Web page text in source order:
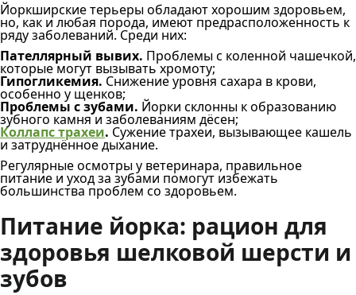
Йоркширские терьеры обладают хорошим здоровьем,
но, как и любая порода, имеют предрасположенность к
ряду заболеваний. Среди них:
Пателлярный вывих. Проблемы с коленной чашечкой,
которые могут вызывать хромоту;
Гипогликемия. Снижение уровня сахара в крови,
особенно у щенков;
Проблемы с зубами. Йорки склонны к образованию
зубного камня и заболеваниям дёсен;
Коллапс трахеи. Сужение трахеи, вызывающее кашель
и затруднённое дыхание.
Регулярные осмотры у ветеринара, правильное
питание и уход за зубами помогут избежать
большинства проблем со здоровьем.
Питание йорка: рацион для
здоровья шелковой шерсти и
зубов